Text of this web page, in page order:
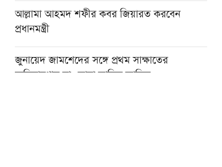
আল্লামা আহমদ শফীর কবর জিয়ারত করবেন
প্রধানমন্ত্রী
জুনায়েদ জামশেদের সঙ্গে প্রথম সাক্ষাতের
স্মৃতিচারণায় মাওলানা তারিক জামিল